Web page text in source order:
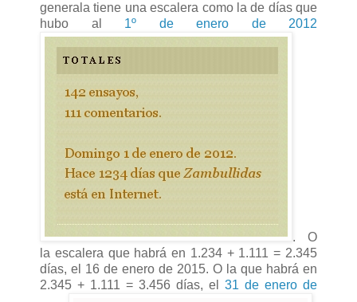
generala tiene una escalera como la de días que
hubo al 1º de enero de 2012
. O
la escalera que habrá en 1.234 + 1.111 = 2.345
días, el 16 de enero de 2015. O la que habrá en
2.345 + 1.111 = 3.456 días, el 31 de enero de